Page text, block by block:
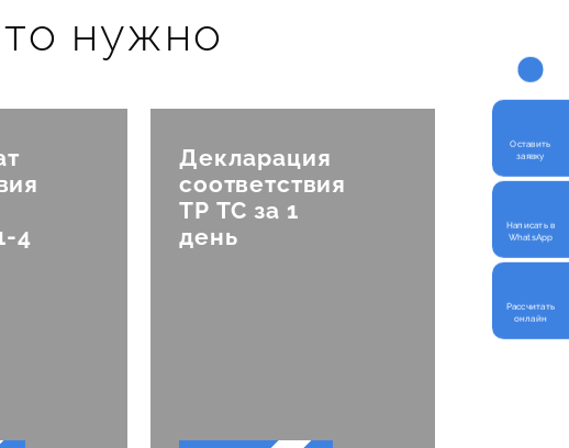
нужно
4
Декларация
соответствия
ТР ТС за 1
день
Оставить
заявку
Написать в
WhatsApp
Рассчитать
онлайн